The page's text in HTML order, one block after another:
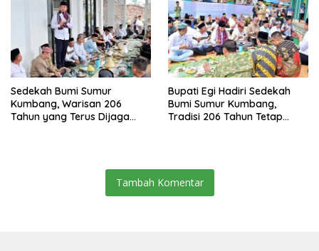
Sedekah Bumi Sumur
Kumbang, Warisan 206
Tahun yang Terus Dijaga
Bupati Egi Hadiri Sedekah
Bumi Sumur Kumbang,
Tradisi 206 Tahun Tetap
Tambah Komentar